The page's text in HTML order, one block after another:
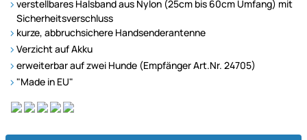
verstellbares Halsband aus Nylon (25cm bis 60cm Umfang) mit
Sicherheitsverschluss
kurze, abbruchsichere Handsenderantenne
Verzicht auf Akku
erweiterbar auf zwei Hunde (Empfänger Art.Nr. 24705)
"Made in EU"